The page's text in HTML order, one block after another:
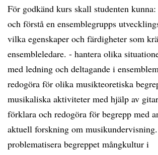
För godkänd kurs skall studenten
och förstå en ensemblegrupps
vilka egenskaper och färdigheter som
ensembleledare. - hantera olika
med ledning och deltagande i
redogöra för olika musikteoretiska
musikaliska aktiviteter med hjälp av
förklara och redogöra för begrepp med
aktuell forskning om
problematisera begreppet mångkultur i